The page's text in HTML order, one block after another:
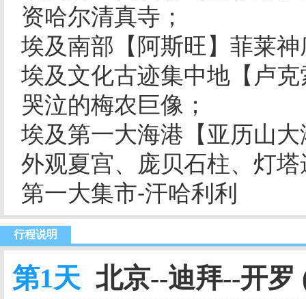
资哈尔清真寺；
埃及南部【阿斯旺】菲莱
埃及文化古迹集中地【卢
哭泣的梅农巨像；
埃及第一大海港【亚历山
外观夏宫、庞贝石柱、灯
第一大集市-汗哈利利
行程说明
第1天 北京--迪拜--开罗